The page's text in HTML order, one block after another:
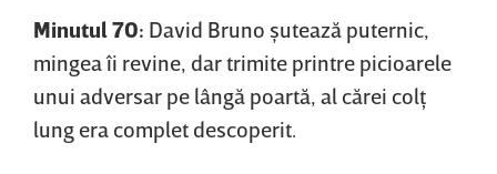
Minutul 70: David Bruno şutează puternic,
mingea îi revine, dar trimite printre picioarele
unui adversar pe lângă poartă, al cărei colţ
lung era complet descoperit.